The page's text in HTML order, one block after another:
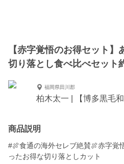
【赤字覚悟のお得セット
切り落とし食べ比べセット
福岡県田川郡
柏木太一 | 【博多黒毛
商品説明
#🍖食通の海外セレブ絶賛🍖赤字覚
ったお得な切り落としカット